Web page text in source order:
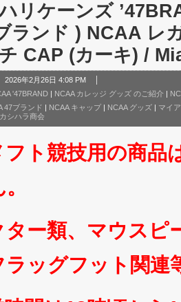
リケーンズ
ランド ) NCAA レ
CAP (カーキ) /
2026年2月26日 4:08 PM
'47BRAND | NCAA カレッジ グッズ のご紹介 |
47ブランド | NCAA キャップ | NCAA グッズ | マイ
シハラ商会
ト競技用の商品
ー類、マウスピ
ッグフット関連